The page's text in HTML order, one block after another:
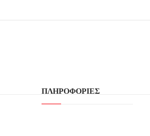
ΠΛΗΡΟΦΟΡΙΕΣ